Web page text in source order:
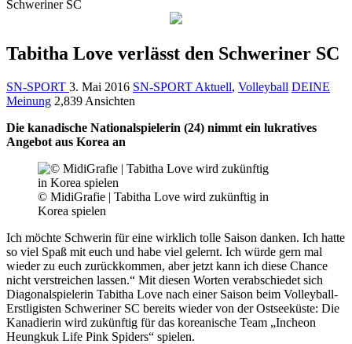
Schweriner SC
Tabitha Love verlässt den Schweriner SC
SN-SPORT 3. Mai 2016 SN-SPORT Aktuell, Volleyball DEINE
Meinung 2,839 Ansichten
Die kanadische Nationalspielerin (24) nimmt ein lukratives
Angebot aus Korea an
© MidiGrafie | Tabitha Love wird zukünftig in
Korea spielen
Ich möchte Schwerin für eine wirklich tolle Saison danken. Ich hatte
so viel Spaß mit euch und habe viel gelernt. Ich würde gern mal
wieder zu euch zurückkommen, aber jetzt kann ich diese Chance
nicht verstreichen lassen.“ Mit diesen Worten verabschiedet sich
Diagonalspielerin Tabitha Love nach einer Saison beim Volleyball-
Erstligisten Schweriner SC bereits wieder von der Ostseeküste: Die
Kanadierin wird zukünftig für das koreanische Team „Incheon
Heungkuk Life Pink Spiders“ spielen.